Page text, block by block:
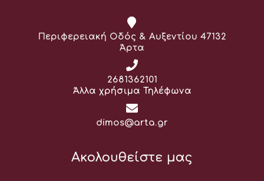
Διεύθυνση:
Περιφερειακή Οδός & Αυξεντίου 47132
Άρτα
Τηλέφωνο:
2681362101
Άλλα χρήσιμα Τηλέφωνα
Email:
dimos@arta.gr
Ακολουθείστε μας